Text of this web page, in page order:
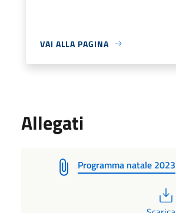
VAI ALLA PAGINA
Allegati
Programma natale 2023